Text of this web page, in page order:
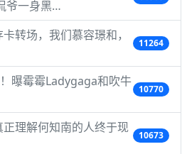
爷一身黑…
转场，我们慕容璟和，
11264
曝霉霉Ladygaga和吹牛
10770
理解何知南的人终于现
10673